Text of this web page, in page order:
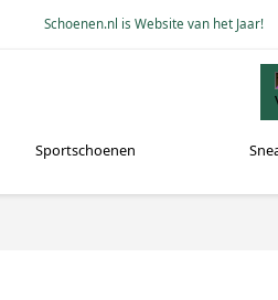
Schoenen.nl is Website van het Jaar!
Sportschoenen